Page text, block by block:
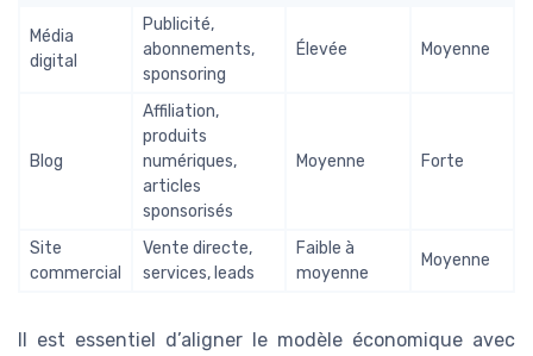
Média
digital
Publicité,
abonnements,
sponsoring
Élevée Moyenne
Blog
Affiliation,
produits
numériques,
articles
sponsorisés
Moyenne Forte
Site
commercial
Vente directe,
services, leads
Faible à
moyenne
Moyenne
Il est essentiel d’aligner le modèle économique avec